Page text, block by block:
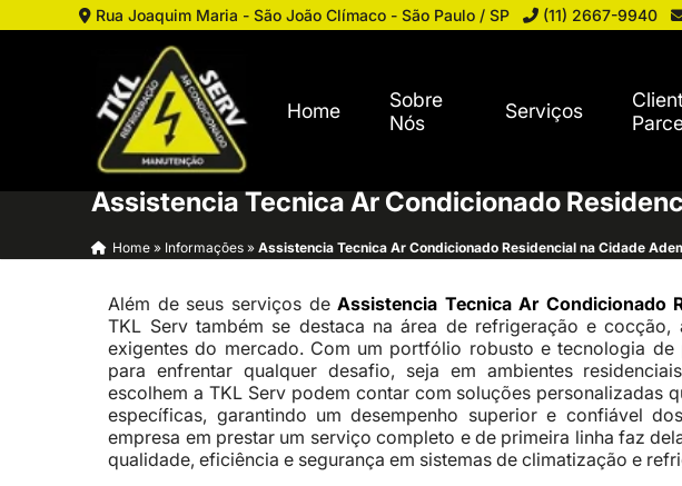
Rua Joaquim Maria - São João Clímaco - São Paulo / SP (11) 2667-9940
Home
Sobre
Nós
Serviços
Assistencia Tecnica Ar Condicionado
Home » Informações »Assistencia Tecnica Ar Condicionado Residencial na Cidade
Além de seus serviços deAssistencia Tecnica Ar Condicionado
TKL Serv também se destaca na área de refrigeração e cocção,
exigentes do mercado. Com um portfólio robusto e tecnologia de
para enfrentar qualquer desafio, seja em ambientes
escolhem a TKL Serv podem contar com soluções personalizadas
específicas, garantindo um desempenho superior e confiável
empresa em prestar um serviço completo e de primeira linha faz
qualidade, eficiência e segurança em sistemas de climatização e